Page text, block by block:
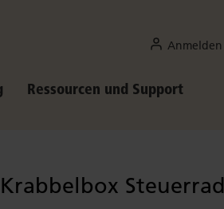
Anmelden
Ressourcen und Support
Krabbelbox Steuerrad